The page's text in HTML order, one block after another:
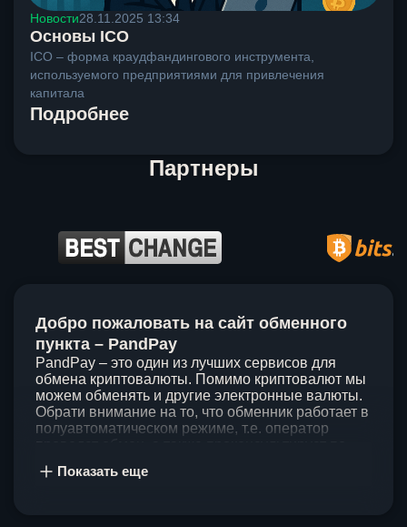
Новости28.11.2025 13:34
Основы ICO
ICO – форма краудфандингового инструмента,
используемого предприятиями для привлечения
капитала
Подробнее
Партнеры
Добро пожаловать на сайт обменного
пункта – PandPay
PandPay – это один из лучших сервисов для
обмена криптовалюты. Помимо криптовалют мы
можем обменять и другие электронные валюты.
Обрати внимание на то, что обменник работает в
полуавтоматическом режиме, т.е. оператор
клиентов, поэтому стараемся проводить обмены
Показать еще